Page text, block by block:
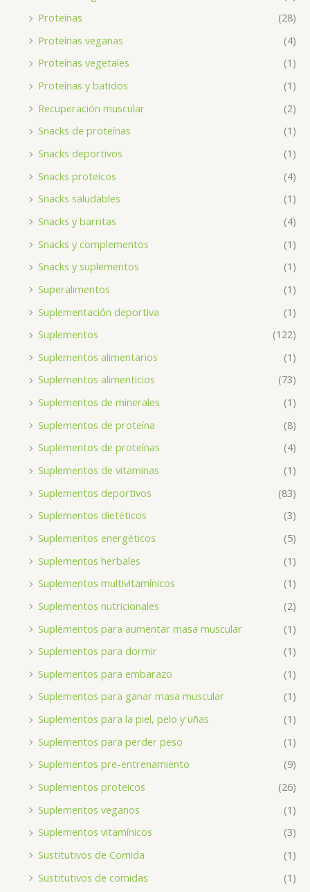
Proteínas
(28)
Proteínas veganas
(4)
Proteínas vegetales
(1)
Proteínas y batidos
(1)
Recuperación muscular
(2)
Snacks de proteínas
(1)
Snacks deportivos
(1)
Snacks proteicos
(4)
Snacks saludables
(1)
Snacks y barritas
(4)
Snacks y complementos
(1)
Snacks y suplementos
(1)
Superalimentos
(1)
Suplementación deportiva
(1)
Suplementos
(122)
Suplementos alimentarios
(1)
Suplementos alimenticios
(73)
Suplementos de minerales
(1)
Suplementos de proteína
(8)
Suplementos de proteínas
(4)
Suplementos de vitaminas
(1)
Suplementos deportivos
(83)
Suplementos dietéticos
(3)
Suplementos energéticos
(5)
Suplementos herbales
(1)
Suplementos multivitamínicos
(1)
Suplementos nutricionales
(2)
Suplementos para aumentar masa muscular
(1)
Suplementos para dormir
(1)
Suplementos para embarazo
(1)
Suplementos para ganar masa muscular
(1)
Suplementos para la piel, pelo y uñas
(1)
Suplementos para perder peso
(1)
Suplementos pre-entrenamiento
(9)
Suplementos proteicos
(26)
Suplementos veganos
(1)
Suplementos vitamínicos
(3)
Sustitutivos de Comida
(1)
Sustitutivos de comidas
(1)